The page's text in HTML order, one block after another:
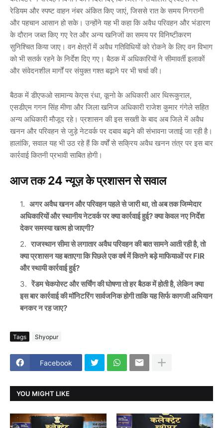
रेडियम और स्पष्ट वाहन नंबर अंकित किए जाएं, जिससे रात के समय निगरानी
और पहचान आसान हो सके। उन्होंने यह भी कहा कि अवैध परिवहन और भंडारण
के दौरान जब्त किए गए रेत और अन्य खनिजों का समय पर विनिष्टीकरण
सुनिश्चित किया जाए। वन क्षेत्रों में अवैध गतिविधियों को रोकने के लिए वन विभाग
को भी सतर्क रहने के निर्देश दिए गए। बैठक में अधिकारियों ने सीमावर्ती इलाकों
और संवेदनशील मार्गों पर संयुक्त गश्त बढ़ाने पर भी चर्चा की।
बैठक में डीएफओ सामान्यकेएस रंधा, कूनो के अधिकारीआर थिरूकुराल,
एसडीएम गगन सिंह मीणाऔर जिला खनिज अधिकारीराजेश कुमार गंगेले सहित
अन्य अधिकारी मौजूद रहे। प्रशासन की इस सख्ती के बाद अब जिले में अवैध
खनन और परिवहन से जुड़े नेटवर्क पर दबाव बढ़ने की संभावना जताई जा रही है।
हालांकि, सवाल यह भी उठ रहे हैं कि वर्षों से सक्रिय अवैध खनन तंत्र पर इस बार
कार्रवाई कितनी प्रभावी साबित होगी।
आज तक 24 न्यूज़ के प्रशासन से सवाल
अगर अवैध खनन और परिवहन पहले से जारी था, तो अब तक जिम्मेदार
अधिकारियों और स्थानीय नेटवर्क पर क्या कार्रवाई हुई? क्या केवल नए निर्देश
देकर समस्या खत्म हो जाएगी?
राजस्थान सीमा से लगातार अवैध परिवहन की बात सामने आती रही है, तो
क्या प्रशासन यह बताएगा कि पिछले एक वर्ष में कितने बड़े माफियाओं पर FIR
और स्थायी कार्रवाई हुई?
रेंडम चेकपोस्ट और सर्चिंग की घोषणा तो हर बैठक में होती है, लेकिन क्या
इस बार कार्रवाई की मॉनिटरिंग सार्वजनिक होगी ताकि यह सिर्फ कागजी अभियान
बनकर न रह जाए?
Tags Shyopur
Facebook
YOU MIGHT LIKE